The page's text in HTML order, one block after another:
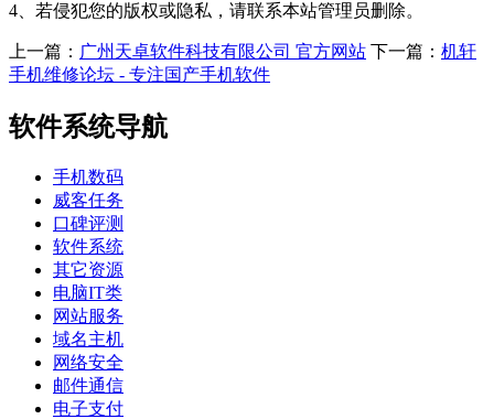
4、若侵犯您的版权或隐私，请联系本站管理员删除。
上一篇： 广州天卓软件科技有限公司 官方网站 下一篇： 机轩
手机维修论坛 - 专注国产手机软件
软件系统导航
手机数码
威客任务
口碑评测
软件系统
其它资源
电脑IT类
网站服务
域名主机
网络安全
邮件通信
电子支付